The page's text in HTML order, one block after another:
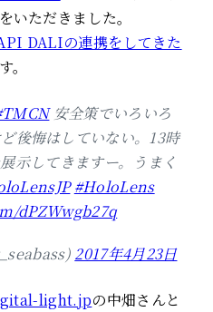
いただきました。
DALIの連携をしてきた
。
安全策でいろいろ
後悔はしていない。13時
示してきますー。うまく
#HoloLens
dPZWwgb27q
2017年4月23日
light.jpの中畑さんと